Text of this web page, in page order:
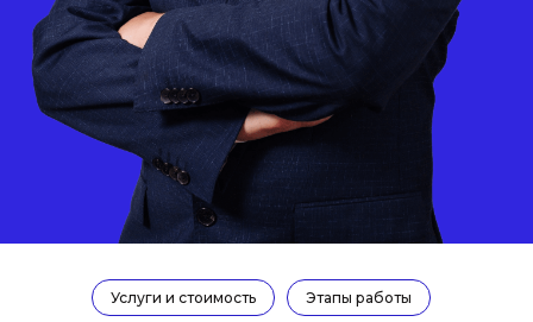
Услуги и стоимость Этапы работы